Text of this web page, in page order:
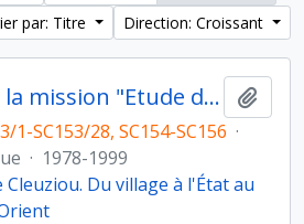
par: Titre
Direction: Croissant
Co-direction de la mission "Etude du peuplement pré- et protohistorique du Yémen"
1-SC153/28, SC154-SC156 ·
· 1978-1999
Cleuziou. Du village à l'État au